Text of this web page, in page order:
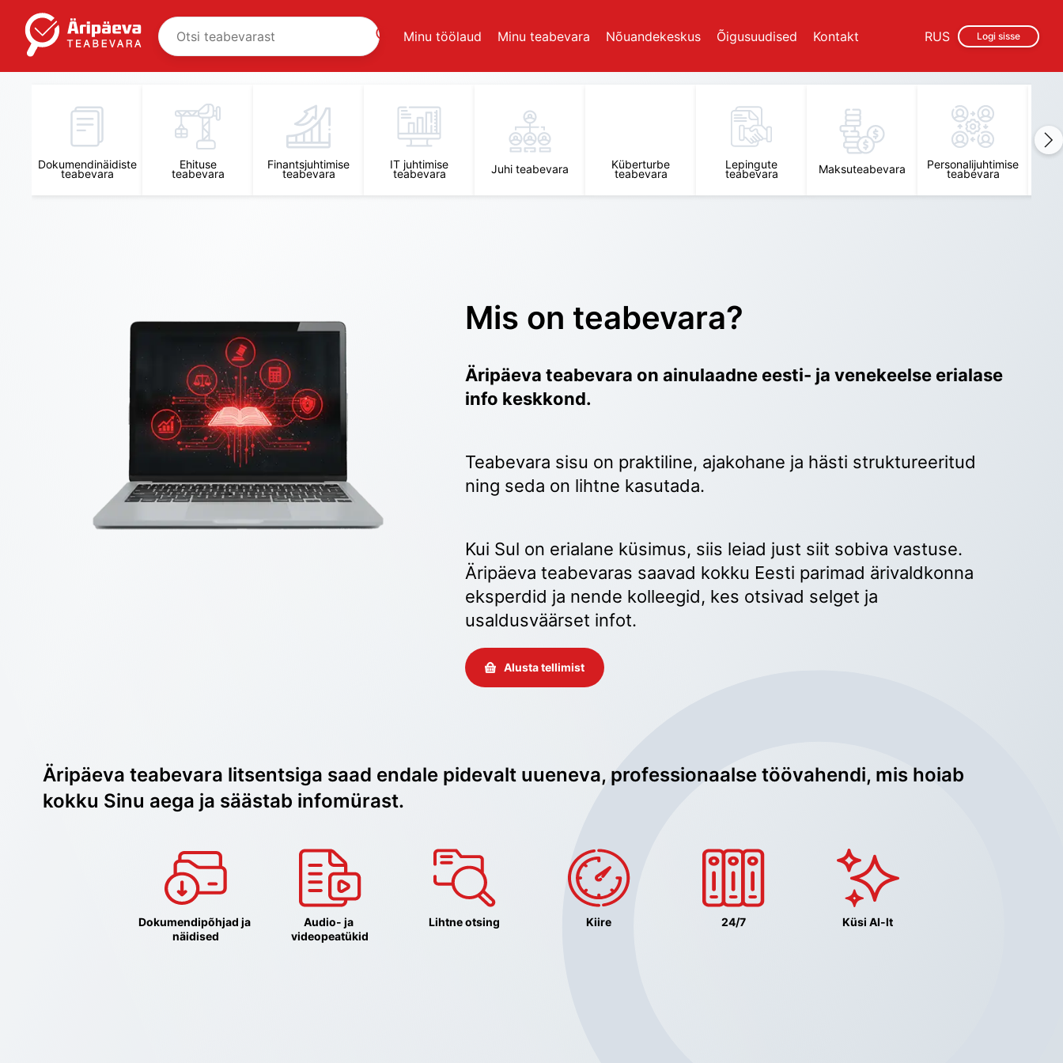
Minu töölaud Minu teabevara Nõuandekeskus Õigusuudised Kontakt Logi sisse
RUS
Dokumendinäidiste
teabevara
Ehituse
teabevara
Finantsjuhtimise
teabevara
IT juhtimise
teabevara Juhi teabevara Küberturbe
teabevara
Lepingute
teabevara Maksuteabevara Personalijuhtimise
teabevara
Mis on teabevara?
Äripäeva teabevara on ainulaadne eesti- ja venekeelse erialase
info keskkond.
Teabevara sisu on praktiline, ajakohane ja hästi struktureeritud
ning seda on lihtne kasutada.
Kui Sul on erialane küsimus, siis leiad just siit sobiva vastuse.
Äripäeva teabevaras saavad kokku Eesti parimad ärivaldkonna
eksperdid ja nende kolleegid, kes otsivad selget ja
usaldusväärset infot.
Alusta tellimist
Äripäeva teabevara litsentsiga saad endale pidevalt uueneva, professionaalse töövahendi, mis hoiab
kokku Sinu aega ja säästab infomürast.
Dokumendipõhjad ja
näidised
Audio- ja
videopeatükid
Lihtne otsing Kiire 24/7 Küsi AI-lt